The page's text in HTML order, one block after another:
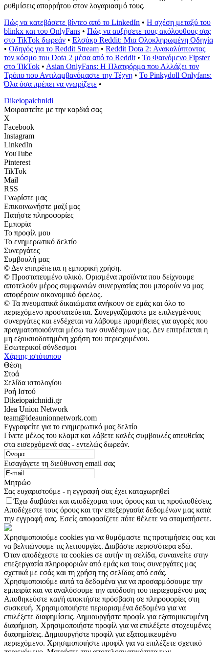
ρυθμίσεις απορρήτου στον λογαριασμό τους.
Πώς να κατεβάσετε βίντεο από το LinkedIn • Η σχέση μεταξύ του
blinkx και του OnlyFans • Πώς να αυξήσετε τους ακόλουθους σας
στο TikTok δωρεάν • Ελσάκρ Reddit: Μια Ολοκληρωμένη Οδηγία
• Οδηγός για το Reddit Stream • Reddit Dota 2: Ανακαλύπτοντας
τον κόσμο του Dota 2 μέσα από το Reddit • Το Φαινόμενο Fipster
στο TikTok • Asian OnlyFans: Η Πλατφόρμα που Αλλάζει τον
Τρόπο που Αντιλαμβανόμαστε την Τέχνη • Το Pinkydoll Onlyfans:
Όλα όσα πρέπει να γνωρίζετε •
Dikeiopaichnidi
Μοιραστείτε με την καρδιά σας
X
Facebook
Instagram
LinkedIn
YouTube
Pinterest
TikTok
Mail
RSS
Γνωρίστε μας
Επικοινωνήστε μαζί μας
Πατήστε πληροφορίες
Εμπορία
Το προφίλ μου
Το ενημερωτικό δελτίο
Συνεργάτες
Συμβουλή μας
© Δεν επιτρέπεται η εμπορική χρήση.
© Προστατευμένο υλικό. Ορισμένα προϊόντα που δείχνουμε
αποτελούν μέρος συμφωνιών συνεργασίας που μπορούν να μας
αποφέρουν οικονομικό όφελος.
© Τα πνευματικά δικαιώματα ανήκουν σε εμάς και όλο το
περιεχόμενο προστατεύεται. Συνεργαζόμαστε με επιλεγμένους
συνεργάτες και ενδέχεται να λάβουμε προμήθειες για αγορές που
πραγματοποιούνται μέσω των συνδέσμων μας. Δεν επιτρέπεται η
μη εξουσιοδοτημένη χρήση του περιεχομένου.
Εσωτερικοί σύνδεσμοι
Χάρτης ιστότοπου
Θέση
Στοά
Σελίδα ιστολογίου
Ροή Ιστού
Dikeiopaichnidi.gr
Idea Union Network
team@ideaunionnetwork.com
Εγγραφείτε για το ενημερωτικό μας δελτίο
Γίνετε μέλος του κλαμπ και λάβετε καλές συμβουλές απευθείας
στα εισερχόμενά σας - εντελώς δωρεάν.
Εισαγάγετε τη διεύθυνση email σας
Μητρώο
Σας ευχαριστούμε - η εγγραφή σας έχει καταχωρηθεί
Έχω διαβάσει και αποδέχομαι τους όρους και τις προϋποθέσεις.
Αποδέχεστε τους όρους και την επεξεργασία δεδομένων μας κατά
την εγγραφή σας. Εσείς αποφασίζετε πότε θέλετε να σταματήσετε.
Χρησιμοποιούμε cookies για να θυμόμαστε τις προτιμήσεις σας και
να βελτιώνουμε τις λειτουργίες. Διαβάστε περισσότερα εδώ.
Όταν αποδέχεστε τα cookies σε αυτήν τη σελίδα, συναινείτε στην
επεξεργασία πληροφοριών από εμάς και τους συνεργάτες μας
σχετικά με εσάς και τη χρήση της σελίδας από εσάς.
Χρησιμοποιούμε αυτά τα δεδομένα για να προσαρμόσουμε την
εμπειρία και να αναλύσουμε την απόδοση του περιεχομένου μας
Αποθηκεύστε και/ή αποκτήστε πρόσβαση σε πληροφορίες στη
συσκευή. Χρησιμοποιήστε περιορισμένα δεδομένα για να
επιλέξετε διαφημίσεις. Δημιουργήστε προφίλ για εξατομικευμένη
διαφήμιση. Χρησιμοποιήστε προφίλ για να επιλέξετε στοχευμένες
διαφημίσεις. Δημιουργήστε προφίλ για εξατομικευμένο
περιεχόμενο. Χρησιμοποιήστε προφίλ για να επιλέξετε σχετικό